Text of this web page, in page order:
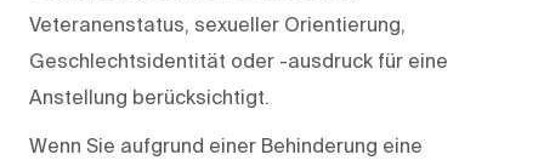
Veteranenstatus, sexueller Orientierung,
Geschlechtsidentität oder -ausdruck für eine
Anstellung berücksichtigt.
Wenn Sie aufgrund einer Behinderung eine